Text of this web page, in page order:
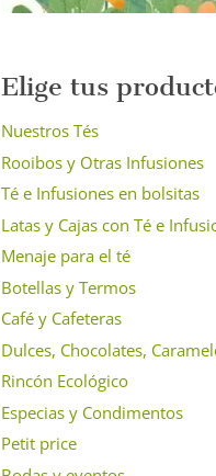
Elige tus
Nuestros Tés
Rooibos y Otras Infusiones
Té e Infusiones en bolsitas
Latas y Cajas con Té e
Menaje para el té
Botellas y Termos
Café y Cafeteras
Dulces, Chocolates,
Rincón Ecológico
Especias y Condimentos
Petit price